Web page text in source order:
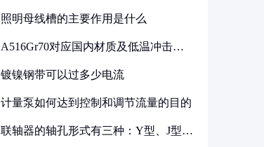
照明母线槽的主要作用是什么
A516Gr70对应国内材质及低温冲击要
镀镍钢带可以过多少电流
计量泵如何达到控制和调节流量的目的
联轴器的轴孔形式有三种：Y型、J型、